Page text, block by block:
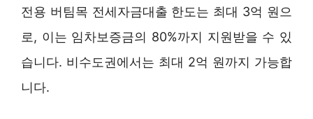
전용 버팀목 전세자금대출 한도는 최대 3억 원으
로, 이는 임차보증금의 80%까지 지원받을 수 있
습니다. 비수도권에서는 최대 2억 원까지 가능합
니다.